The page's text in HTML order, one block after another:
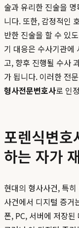
술과 유리한 진술을
니다. 또한, 감정적인
반한 진술을 할 수 있
기 대응은 수사기관에
고, 향후 진행될 수사
가 됩니다. 이러한 전
형사전문변호사로 인
포렌식변호
하는 자가
현대의 형사사건, 특
사건에서 디지털 증거
폰, PC, 서버에 저장